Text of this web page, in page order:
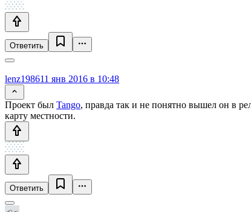
Ответить
lenz198611 янв 2016 в 10:48
Проект был Tango, правда так и не понятно вышел он в
карту местности.
Ответить